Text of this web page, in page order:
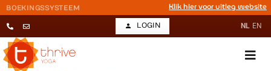
BOEKINGSSYSTEEM Klik hier voor uitleg website
LOGIN NL EN